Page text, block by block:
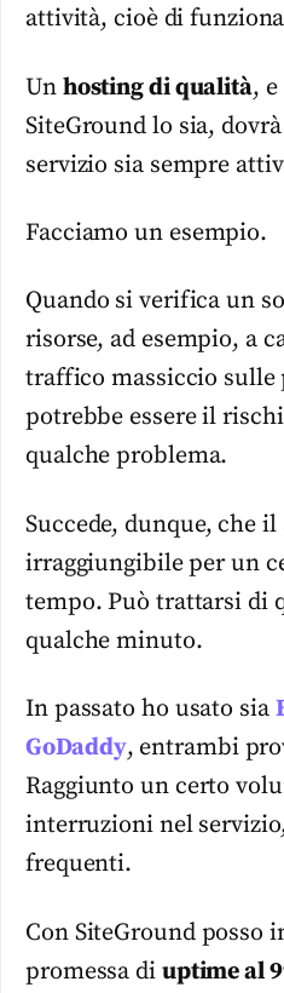
attività, cioè di
Un hosting di qualità,
SiteGround lo sia,
servizio sia sempre
Facciamo un esempio.
Quando si verifica un
risorse, ad esempio, a
traffico massiccio sulle
potrebbe essere il
qualche problema.
Succede, dunque, che
irraggiungibile per un
tempo. Può trattarsi di
qualche minuto.
In passato ho usato sia
GoDaddy, entrambi
Raggiunto un certo
interruzioni nel
frequenti.
Con SiteGround posso
promessa di uptime al